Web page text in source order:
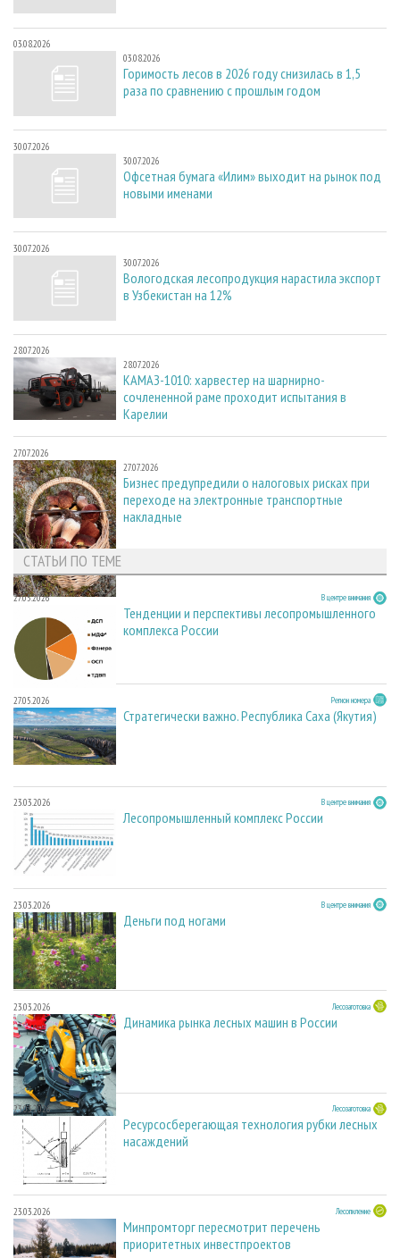
03.08.2026
03.08.2026
Горимость лесов в 2026 году снизилась в 1,5
раза по сравнению с прошлым годом
30.07.2026
30.07.2026
Офсетная бумага «Илим» выходит на рынок под
новыми именами
30.07.2026
30.07.2026
Вологодская лесопродукция нарастила экспорт
в Узбекистан на 12%
28.07.2026
28.07.2026
КАМАЗ-1010: харвестер на шарнирно-
сочлененной раме проходит испытания в
Карелии
27.07.2026
27.07.2026
Бизнес предупредили о налоговых рисках при
переходе на электронные транспортные
накладные
СТАТЬИ ПО ТЕМЕ
27.05.2026 В центре внимания
Тенденции и перспективы лесопромышленного
комплекса России
27.05.2026 Регион номера
Стратегически важно. Республика Саха (Якутия)
23.03.2026 В центре внимания
Лесопромышленный комплекс России
23.03.2026 В центре внимания
Деньги под ногами
23.03.2026 Лесозаготовка
Динамика рынка лесных машин в России
23.03.2026 Лесозаготовка
Ресурсосберегающая технология рубки лесных
насаждений
23.03.2026 Лесопиление
Минпромторг пересмотрит перечень
приоритетных инвестпроектов